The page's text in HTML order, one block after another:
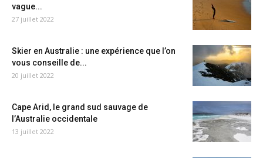
vague...
27 juillet 2022
Skier en Australie : une expérience que l’on
vous conseille de...
20 juillet 2022
Cape Arid, le grand sud sauvage de
l’Australie occidentale
13 juillet 2022